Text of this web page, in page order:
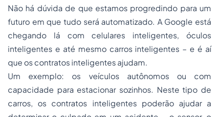
Não há dúvida de que estamos progredindo para um
futuro em que tudo será automatizado. A Google está
chegando lá com celulares inteligentes, óculos
inteligentes e até mesmo carros inteligentes – e é aí
que os contratos inteligentes ajudam.
Um exemplo: os veículos autônomos ou com
capacidade para estacionar sozinhos. Neste tipo de
carros, os contratos inteligentes poderão ajudar a